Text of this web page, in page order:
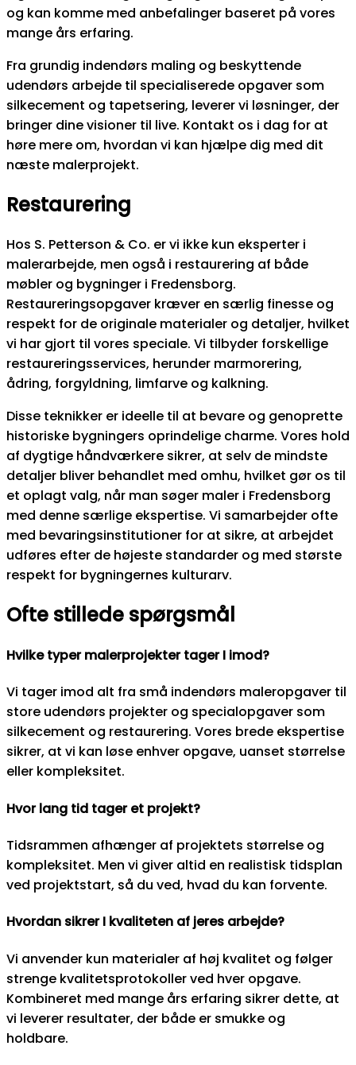
og kan komme med anbefalinger baseret på vores
mange års erfaring.
Fra grundig indendørs maling og beskyttende
udendørs arbejde til specialiserede opgaver som
silkecement og tapetsering, leverer vi løsninger, der
bringer dine visioner til live. Kontakt os i dag for at
høre mere om, hvordan vi kan hjælpe dig med dit
næste malerprojekt.
Restaurering
Hos S. Petterson & Co. er vi ikke kun eksperter i
malerarbejde, men også i restaurering af både
møbler og bygninger i Fredensborg.
Restaureringsopgaver kræver en særlig finesse og
respekt for de originale materialer og detaljer, hvilket
vi har gjort til vores speciale. Vi tilbyder forskellige
restaureringsservices, herunder marmorering,
ådring, forgyldning, limfarve og kalkning.
Disse teknikker er ideelle til at bevare og genoprette
historiske bygningers oprindelige charme. Vores hold
af dygtige håndværkere sikrer, at selv de mindste
detaljer bliver behandlet med omhu, hvilket gør os til
et oplagt valg, når man søger maler i Fredensborg
med denne særlige ekspertise. Vi samarbejder ofte
med bevaringsinstitutioner for at sikre, at arbejdet
udføres efter de højeste standarder og med største
respekt for bygningernes kulturarv.
Ofte stillede spørgsmål
Hvilke typer malerprojekter tager I imod?
Vi tager imod alt fra små indendørs maleropgaver til
store udendørs projekter og specialopgaver som
silkecement og restaurering. Vores brede ekspertise
sikrer, at vi kan løse enhver opgave, uanset størrelse
eller kompleksitet.
Hvor lang tid tager et projekt?
Tidsrammen afhænger af projektets størrelse og
kompleksitet. Men vi giver altid en realistisk tidsplan
ved projektstart, så du ved, hvad du kan forvente.
Hvordan sikrer I kvaliteten af jeres arbejde?
Vi anvender kun materialer af høj kvalitet og følger
strenge kvalitetsprotokoller ved hver opgave.
Kombineret med mange års erfaring sikrer dette, at
vi leverer resultater, der både er smukke og
holdbare.